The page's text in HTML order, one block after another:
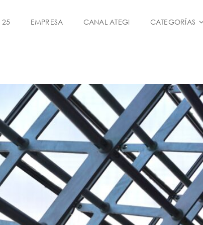
25 EMPRESA CANAL ATEGI CATEGORÍAS